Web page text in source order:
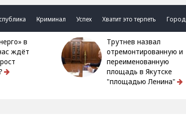
Криминал Успех Хватит это терпеть Город
ждёт
Трутнев назвал
отремонтированную и
переименованную
площадь в Якутске
"площадью Ленина"